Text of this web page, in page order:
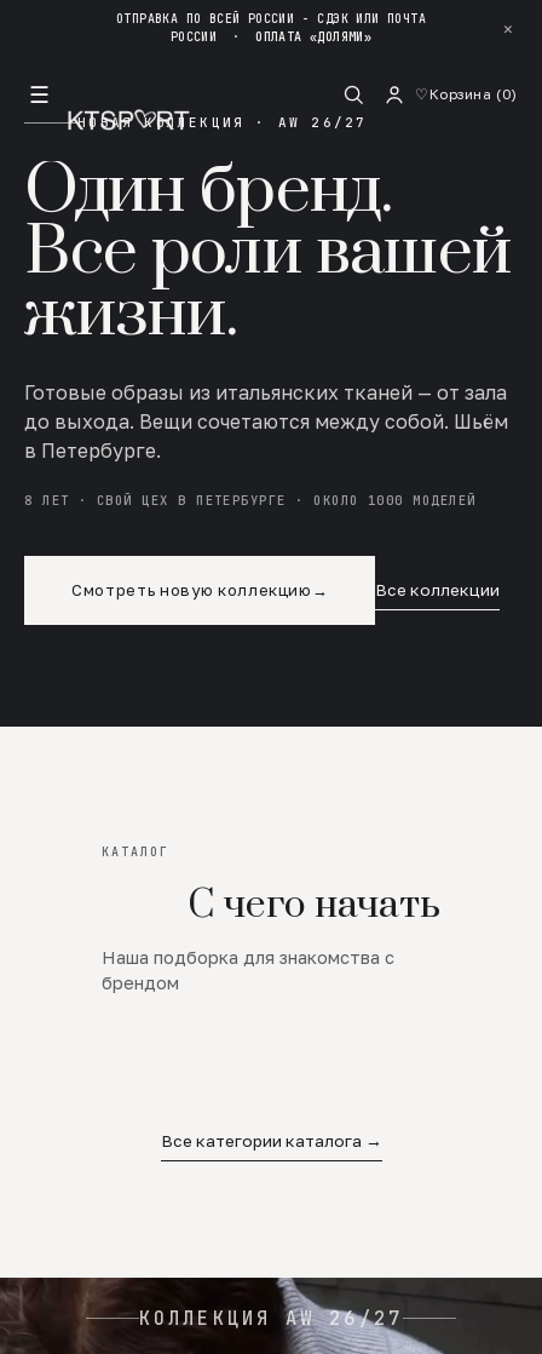
ОТПРАВКА ПО ВСЕЙ РОССИИ - СДЭК ИЛИ ПОЧТА
РОССИИ ·ОПЛАТА «ДОЛЯМИ» ✕
☰ ♡Корзина (0)
НОВАЯ КОЛЛЕКЦИЯ · AW 26/27
Один бренд.
Все роли вашей
жизни.
Готовые образы из итальянских тканей — от зала
до выхода. Вещи сочетаются между собой. Шьём
в Петербурге.
8 ЛЕТ · СВОЙ ЦЕХ В ПЕТЕРБУРГЕ · ОКОЛО 1000 МОДЕЛЕЙ
Смотреть новую коллекцию → Все коллекции
КАТАЛОГ
С чего начать
Наша подборка для знакомства с
брендом
Новинки
SALE
Все категории каталога →
КОЛЛЕКЦИЯ AW 26/27